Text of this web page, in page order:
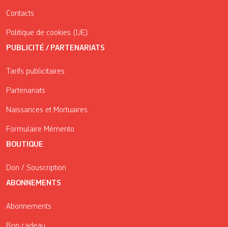
Contacts
Politique de cookies (UE)
PUBLICITÉ / PARTENARIATS
Tarifs publicitaires
Partenariats
Naissances et Mortuaires
Formulaire Mémento
BOUTIQUE
Don / Souscription
ABONNEMENTS
Abonnements